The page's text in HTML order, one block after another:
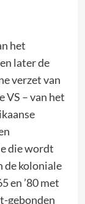
het
later de
verzet van
VS – van het
die wordt
de koloniale
en ’80 met
gebonden